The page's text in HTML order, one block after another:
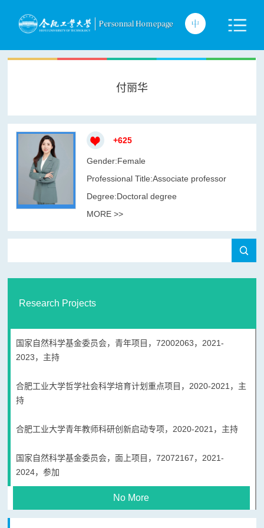
付丽华
+625
Gender:Female
Professional Title:Associate professor
Degree:Doctoral degree
MORE >>
Research Projects
国家自然科学基金委员会，青年项目，72002063，2021-
2023，主持
合肥工业大学哲学社会科学培育计划重点项目，2020-2021，主
持
合肥工业大学青年教师科研创新启动专项，2020-2021，主持
国家自然科学基金委员会，面上项目，72072167，2021-
2024，参加
No More